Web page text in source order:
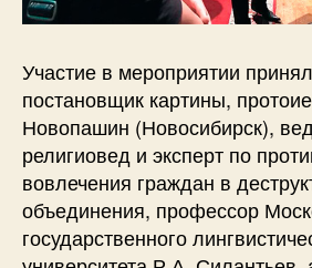
Участие в мероприятии
постановщик картины,
Новопашин (Новосибирск),
религиовед и эксперт по
вовлечения граждан в
объединения, профессор
государственного